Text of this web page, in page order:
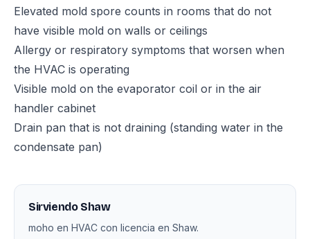
Elevated mold spore counts in rooms that do not
have visible mold on walls or ceilings
Allergy or respiratory symptoms that worsen when
the HVAC is operating
Visible mold on the evaporator coil or in the air
handler cabinet
Drain pan that is not draining (standing water in the
condensate pan)
Sirviendo Shaw
moho en HVAC con licencia en Shaw.